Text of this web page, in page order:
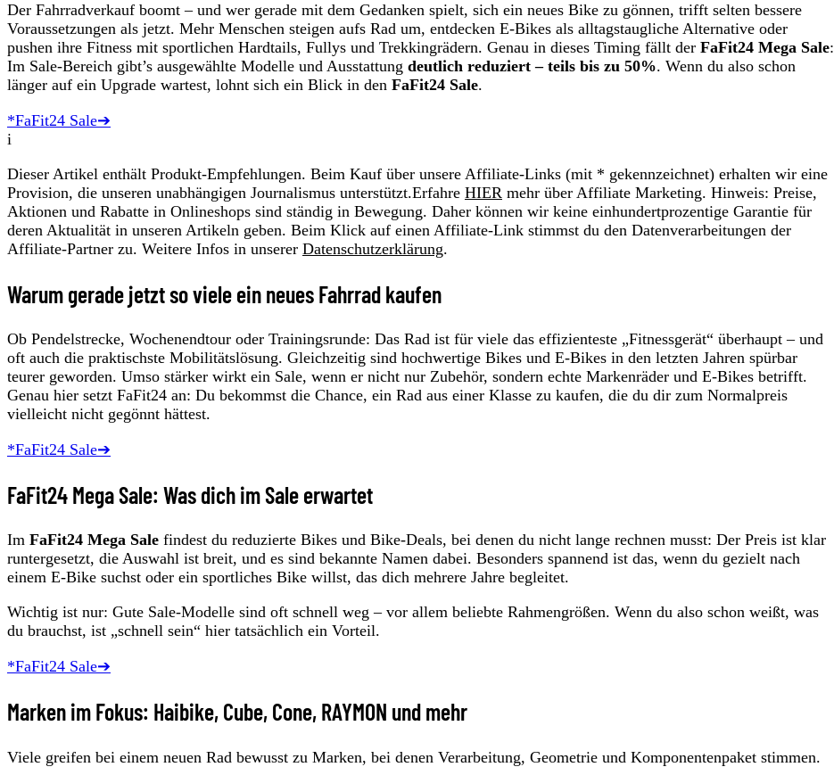
Der Fahrradverkauf boomt – und wer gerade mit dem Gedanken spielt, sich ein neues Bike zu gönnen, trifft selten bessere
Voraussetzungen als jetzt. Mehr Menschen steigen aufs Rad um, entdecken E‑Bikes als alltagstaugliche Alternative oder
pushen ihre Fitness mit sportlichen Hardtails, Fullys und Trekkingrädern. Genau in dieses Timing fällt der FaFit24 Mega Sale:
Im Sale-Bereich gibt’s ausgewählte Modelle und Ausstattung deutlich reduziert – teils bis zu 50%. Wenn du also schon
länger auf ein Upgrade wartest, lohnt sich ein Blick in den FaFit24 Sale.
*FaFit24 Sale➔
i
Dieser Artikel enthält Produkt-Empfehlungen. Beim Kauf über unsere Affiliate-Links (mit * gekennzeichnet) erhalten wir eine
Provision, die unseren unabhängigen Journalismus unterstützt.Erfahre HIER mehr über Affiliate Marketing. Hinweis: Preise,
Aktionen und Rabatte in Onlineshops sind ständig in Bewegung. Daher können wir keine einhundertprozentige Garantie für
deren Aktualität in unseren Artikeln geben. Beim Klick auf einen Affiliate-Link stimmst du den Datenverarbeitungen der
Affiliate-Partner zu. Weitere Infos in unserer Datenschutzerklärung.
Warum gerade jetzt so viele ein neues Fahrrad kaufen
Ob Pendelstrecke, Wochenendtour oder Trainingsrunde: Das Rad ist für viele das effizienteste „Fitnessgerät“ überhaupt – und
oft auch die praktischste Mobilitätslösung. Gleichzeitig sind hochwertige Bikes und E‑Bikes in den letzten Jahren spürbar
teurer geworden. Umso stärker wirkt ein Sale, wenn er nicht nur Zubehör, sondern echte Markenräder und E‑Bikes betrifft.
Genau hier setzt FaFit24 an: Du bekommst die Chance, ein Rad aus einer Klasse zu kaufen, die du dir zum Normalpreis
vielleicht nicht gegönnt hättest.
*FaFit24 Sale➔
FaFit24 Mega Sale: Was dich im Sale erwartet
Im FaFit24 Mega Sale findest du reduzierte Bikes und Bike‑Deals, bei denen du nicht lange rechnen musst: Der Preis ist klar
runtergesetzt, die Auswahl ist breit, und es sind bekannte Namen dabei. Besonders spannend ist das, wenn du gezielt nach
einem E‑Bike suchst oder ein sportliches Bike willst, das dich mehrere Jahre begleitet.
Wichtig ist nur: Gute Sale-Modelle sind oft schnell weg – vor allem beliebte Rahmengrößen. Wenn du also schon weißt, was
du brauchst, ist „schnell sein“ hier tatsächlich ein Vorteil.
*FaFit24 Sale➔
Marken im Fokus: Haibike, Cube, Cone, RAYMON und mehr
Viele greifen bei einem neuen Rad bewusst zu Marken, bei denen Verarbeitung, Geometrie und Komponentenpaket stimmen.